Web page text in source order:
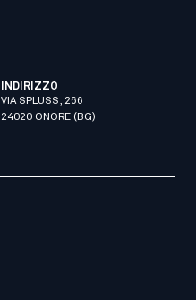
INDIRIZZO
VIA SPLUSS, 266
24020 ONORE (BG)